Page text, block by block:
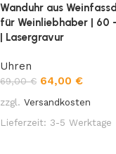
Wanduhr aus
für Weinliebhaber | 60
| Lasergravur
Uhren
69,00€ 64,00 €
zzgl. Versandkosten
Lieferzeit: 3-5 Werktage